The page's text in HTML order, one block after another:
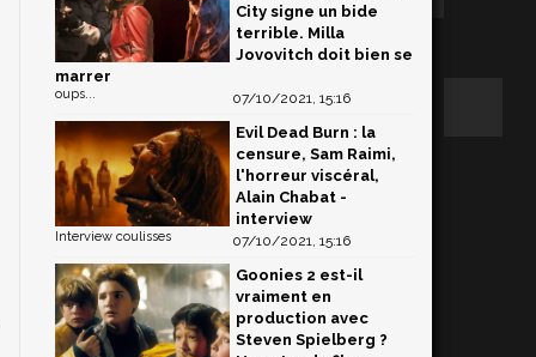
City signe un bide
terrible. Milla
Jovovitch doit bien se
marrer
07/10/2021, 15:16
oups...
Evil Dead Burn : la
censure, Sam Raimi,
l'horreur viscéral,
Alain Chabat -
interview
07/10/2021, 15:16
Interview coulisses
Goonies 2 est-il
vraiment en
production avec
Steven Spielberg ?